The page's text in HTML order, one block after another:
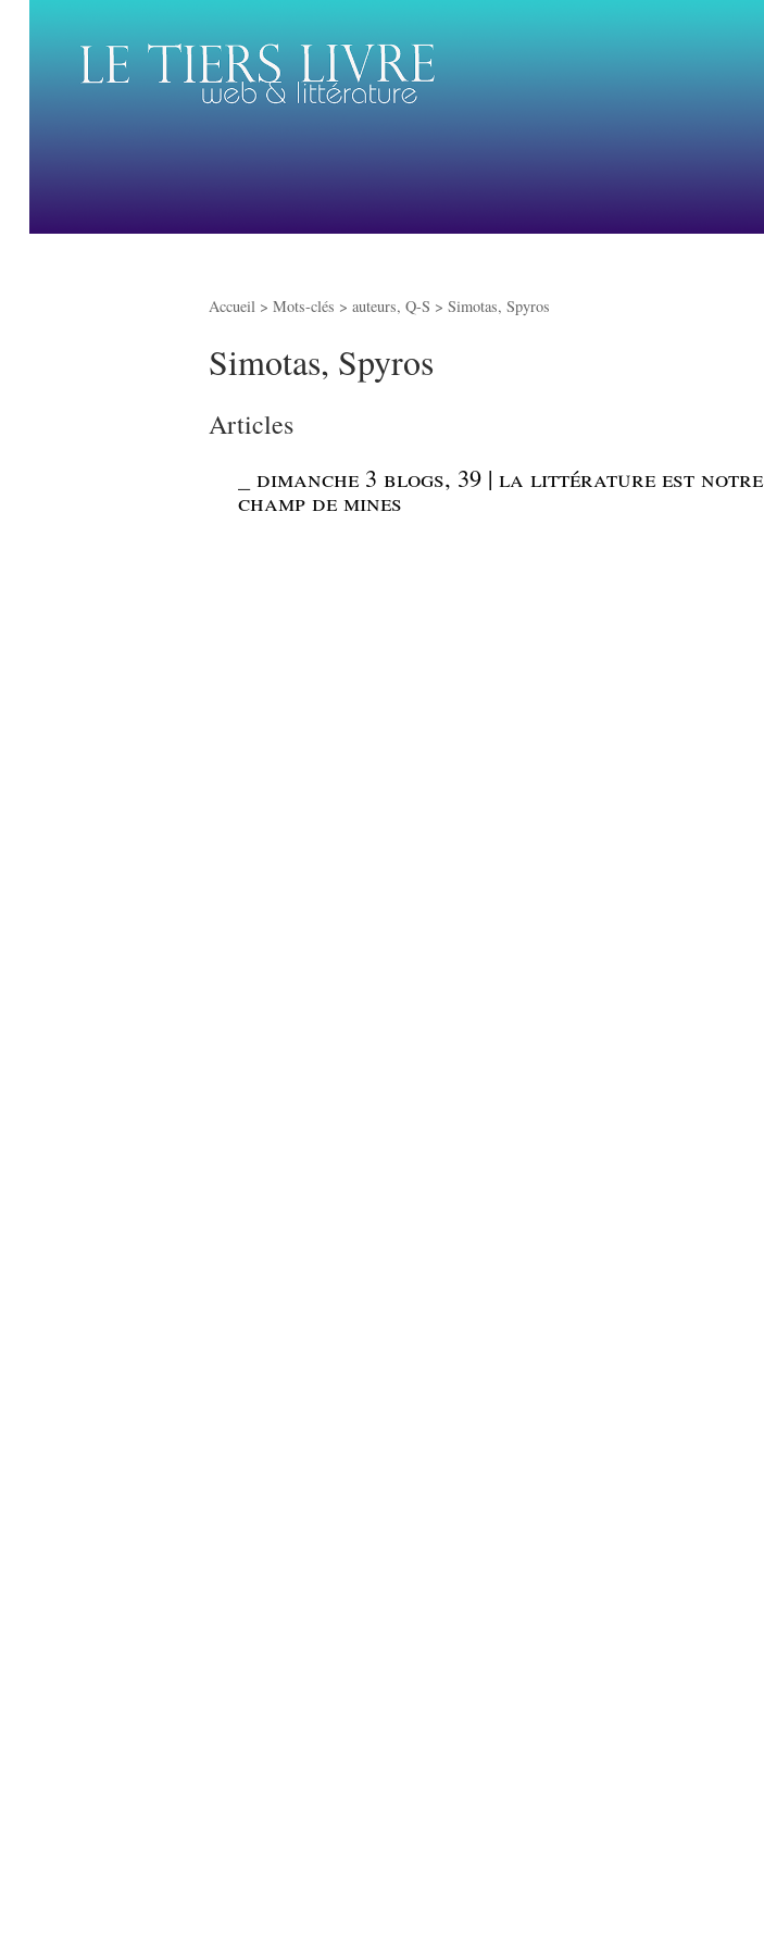
Accueil > Mots-clés > auteurs, Q-S > Simotas, Spyros
Simotas, Spyros
Articles
dimanche 3 blogs, 39 | la littérature est notre
champ de mines